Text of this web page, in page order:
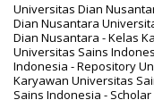
Universitas Dian
Dian Nusantara
Dian Nusantara - Kelas
Universitas Sains
Indonesia - Repository
Karyawan Universitas
Sains Indonesia - Scholar